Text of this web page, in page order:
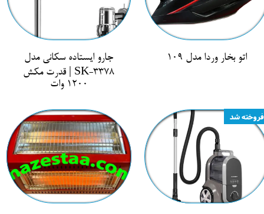
اتو بخار وردا مدل 109
جارو ایستاده سکانی مدل
SK-3378 | قدرت مکش
1200 وات
فروخته شد